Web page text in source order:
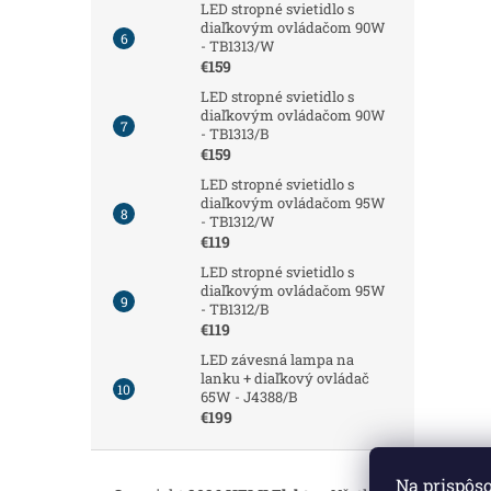
Na
LED stropné svietidlo s
diaľkovým ovládačom 90W
- TB1313/W
€159
LED stropné svietidlo s
diaľkovým ovládačom 90W
- TB1313/B
€159
LED stropné svietidlo s
diaľkovým ovládačom 95W
- TB1312/W
€119
LED stropné svietidlo s
diaľkovým ovládačom 95W
- TB1312/B
€119
LED závesná lampa na
lanku + diaľkový ovládač
65W - J4388/B
€199